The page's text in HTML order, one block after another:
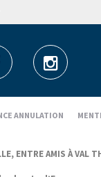
ANNULATION
ENTRE AMIS À VAL